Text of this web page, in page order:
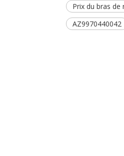
Prix ​​du bras de
AZ9970440042